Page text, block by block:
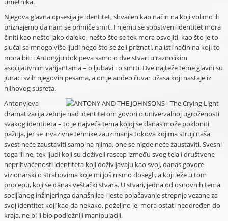
Njegova glavna opsesija je identitet, shvaćen kao način na koji volimo ili
priznajemo da nam se primiče smrt. I njemu se sopstveni identitet mora
činiti kao nešto jako daleko, nešto što se tek mora osvojiti, kao što je to
slučaj sa mnogo više ljudi nego što se želi priznati, na isti način na koji to
mora biti i Antonyju dok peva samo o dve stvari u raznolikim
asocijativnim varijantama – o ljubavi i o smrti. Dve najteže teme glavni su
junaci svih njegovih pesama, a on je anđeo čuvar užasa koji nastaje iz
njihovog susreta.
Antonyjeva
dramatizacija zebnje nad identitetom govori o univerzalnoj ugroženosti
svakog identiteta – to je najveća tema kojoj se danas može pokloniti
pažnja, jer se invazivne tehnike zauzimanja tokova kojima struji naša
svest neće zaustaviti samo na njima, one se nigde neće zaustaviti. Svesni
toga ili ne, tek ljudi koji su doživeli rascep između svog tela i društvene
neprihvaćenosti identiteta koji doživljavaju kao svoj, danas govore
vizionarski o strahovima koje mi još nismo dosegli, a koji leže u tom
procepu, koji se danas veštački stvara. U stvari, jedna od osnovnih tema
socijlanog inžinjeringa današnjice i jeste pojačavanje strepnje vezane za
svoj identitet koji kao da nekako, poželjno je, mora ostati neodređen do
kraja, ne bi li bio podložniji manipulaciji.